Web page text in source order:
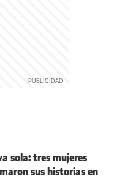
sola: tres mujeres
sus historias en